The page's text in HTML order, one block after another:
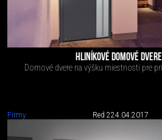
HLINÍKOVÉ DOMOVÉ
Domové dvere na výšku miestnosti pre
Firmy Red 224.04.2017